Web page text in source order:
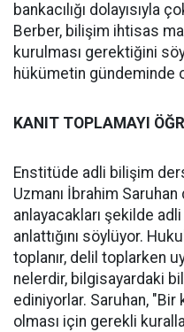
bankacılığı dolayısıyla
Berber, bilişim ihtisas
kurulması gerektiğini
hükümetin gündeminde
KANIT TOPLAMAYI
Enstitüde adli bilişim
Uzmanı İbrahim
anlayacakları şekilde
anlattığını söylüyor.
toplanır, delil toplarken
nelerdir, bilgisayardaki
ediniyorlar. Saruhan, "Bir
olması için gerekli